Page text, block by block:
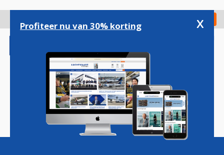
gaan
Check in
Magazine Podcasts Vacatures
Profiteer nu van 30% korting x